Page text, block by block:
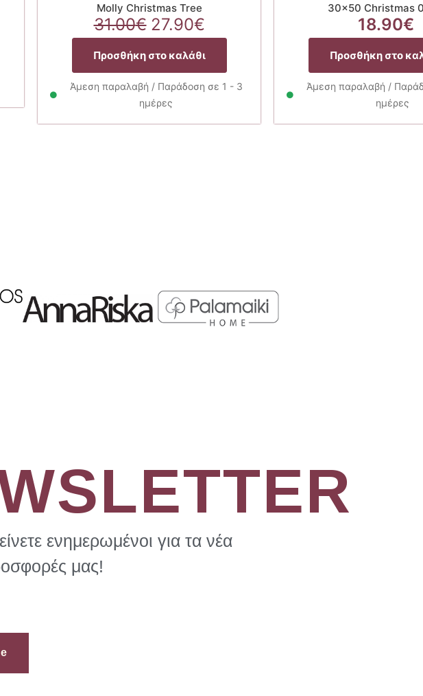
Molly Christmas Tree
31.00€ Original
price
was:
31.00€.
27.90€Η
τρέχουσα
τιμή
είναι:
27.90€.
Προσθήκη στο καλάθι
Άμεση παραλαβή / Παράδοση σε 1 - 3
ημέρες
30×50 Christmas
18.90€
Προσθήκη στο
Άμεση παραλαβή /
ημέρες
ενημερωμένοι για τα νέα
μας!